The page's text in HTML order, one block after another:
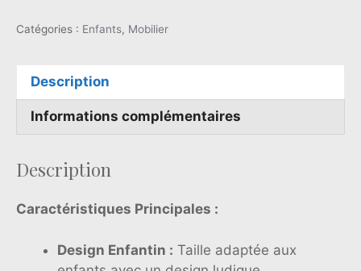
Catégories : Enfants, Mobilier
Description
Informations complémentaires
Description
Caractéristiques Principales :
Design Enfantin : Taille adaptée aux